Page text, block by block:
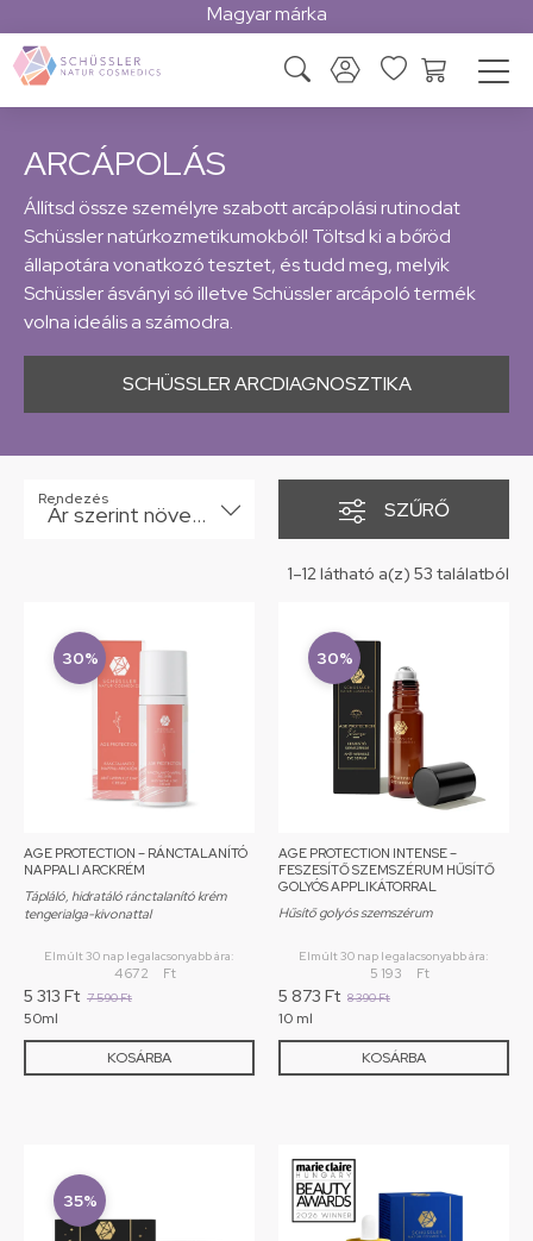
Magyar márka
ARCÁPOLÁS
Állítsd össze személyre szabott arcápolási rutinodat
Schüssler natúrkozmetikumokból! Töltsd ki a bőröd
állapotára vonatkozó tesztet, és tudd meg, melyik
Schüssler ásványi só illetve Schüssler arcápoló termék
volna ideális a számodra.
SCHÜSSLER ARCDIAGNOSZTIKA
Rendezés
Ár szerint növekvő SZŰRŐ
1–12 látható a(z) 53 találatból
30%
AGE PROTECTION – RÁNCTALANÍTÓ
NAPPALI ARCKRÉM
Tápláló, hidratáló ránctalanító krém
tengerialga-kivonattal
KOSÁRBA
Elmúlt 30 nap legalacsonyabb ára:
4 672 Ft
7 590Ft
5 313 Ft
50ml
30%
AGE PROTECTION INTENSE –
FESZESÍTŐ SZEMSZÉRUM HŰSÍTŐ
GOLYÓS APPLIKÁTORRAL
Hűsítő golyós szemszérum
KOSÁRBA
Elmúlt 30 nap legalacsonyabb ára:
5 193 Ft
8 390Ft
5 873 Ft
10 ml
35%